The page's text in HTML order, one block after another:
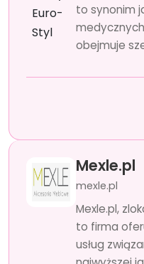
to synonim
obejmuje
Mexle.pl
mexle.pl
Mexle.pl,
to firma
usług